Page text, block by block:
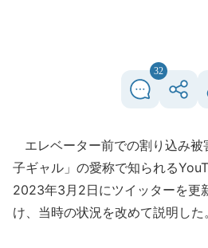
32
エレベーター前での割り込み被
子ギャル」の愛称で知られる
2023年3月2日にツイッターを更
け、当時の状況を改めて説明した。